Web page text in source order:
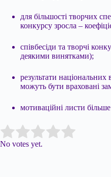
для більшості творчих
конкурсу зросла –
співбесіди та творчі
деякими винятками);
результати
можуть бути враховані
мотиваційні листи
Rate this item:
No votes yet.